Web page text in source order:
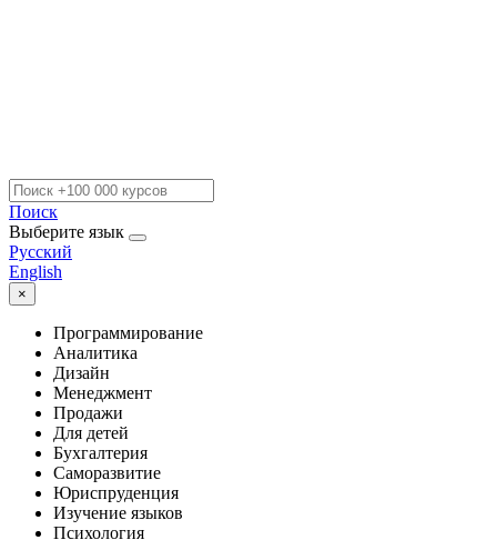
Поиск
Выберите язык
Русский
English
×
Программирование
Аналитика
Дизайн
Менеджмент
Продажи
Для детей
Бухгалтерия
Саморазвитие
Юриспруденция
Изучение языков
Психология